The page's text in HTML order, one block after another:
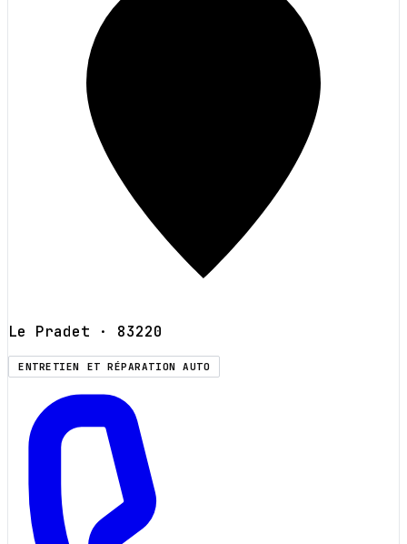
Le Pradet · 83220
ENTRETIEN ET RÉPARATION AUTO